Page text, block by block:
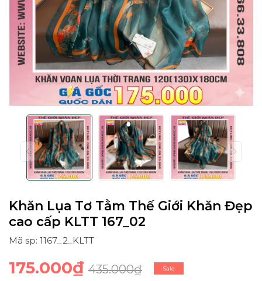
Khăn Lụa Tơ Tằm Thế Giới Khăn Đẹp
cao cấp KLTT 167_02
Mã sp: 1167_2_KLTT
175.000₫ 435.000₫ Sale